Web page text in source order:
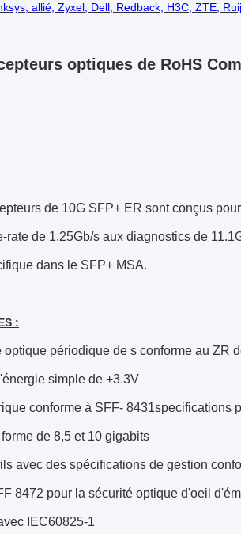
allié, Zyxel, Dell, Redback, H3C, ZTE,
optiques de RoHS
de 10G SFP+ ER sont conçus
rate de 1.25Gb/s aux diagnostics de
dans le SFP+ MSA.
:
optique périodique de s conforme au ZR
simple de +3.3V
conforme à SFF-
de 8,5 et 10 gigabits
avec des spécifications de gestion
8472 pour la sécurité optique d'oeil
IEC60825-1